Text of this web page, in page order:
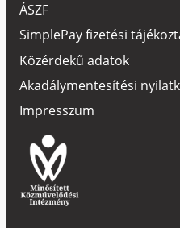
ÁSZF
SimplePay fizetési
Közérdekű adatok
Akadálymentesítési
Impresszum